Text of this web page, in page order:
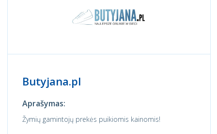
Butyjana.pl
Aprašymas:
Žymių gamintojų prekės puikiomis kainomis!